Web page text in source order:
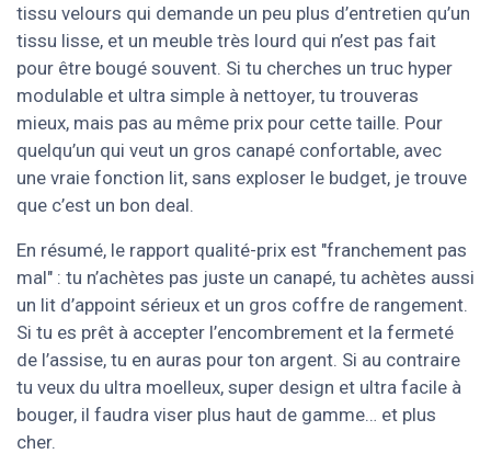
tissu velours qui demande un peu plus d’entretien qu’un
tissu lisse, et un meuble très lourd qui n’est pas fait
pour être bougé souvent. Si tu cherches un truc hyper
modulable et ultra simple à nettoyer, tu trouveras
mieux, mais pas au même prix pour cette taille. Pour
quelqu’un qui veut un gros canapé confortable, avec
une vraie fonction lit, sans exploser le budget, je trouve
que c’est un bon deal.
En résumé, le rapport qualité-prix est "franchement pas
mal" : tu n’achètes pas juste un canapé, tu achètes aussi
un lit d’appoint sérieux et un gros coffre de rangement.
Si tu es prêt à accepter l’encombrement et la fermeté
de l’assise, tu en auras pour ton argent. Si au contraire
tu veux du ultra moelleux, super design et ultra facile à
bouger, il faudra viser plus haut de gamme… et plus
cher.